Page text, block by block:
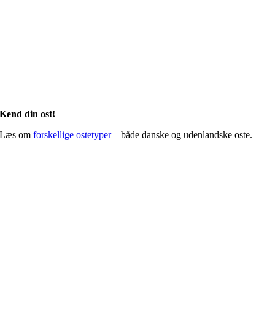
Kend din ost!
Læs omforskellige ostetyper– både danske og udenlandske oste.